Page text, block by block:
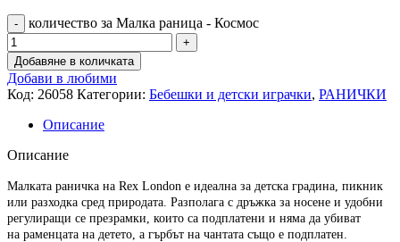
количество за Малка раница - Космос
Добавяне в количката
Добави в любими
Код: 26058 Категории: Бебешки и детски играчки, РАНИЧКИ
Описание
Описание
Малката раничка на Rex London е идеална за детска градина, пикник
или разходка сред природата. Разполага с дръжка за носене и удобни
регулиращи се презрамки, които са подплатени и няма да убиват
на раменцата на детето, а гърбът на чантата също е подплатен.